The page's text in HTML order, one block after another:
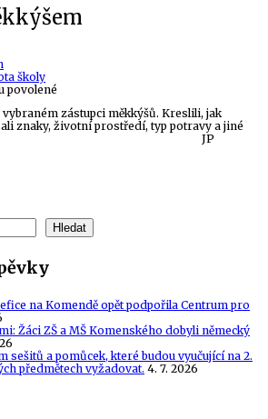
školy
povolené
s
názvem
zástupci měkkýšů. Kreslili, jak
znaky, životní prostředí, typ potravy a jiné
JP
Hledat
na Komendě opět podpořila Centrum pro
Žáci ZŠ a MŠ Komenského dobyli německý
sešitů a pomůcek, které budou vyučující na 2.
předmětech vyžadovat. 4. 7. 2026